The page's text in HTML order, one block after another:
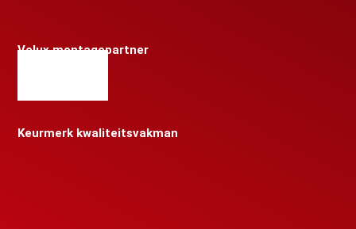
Velux montagepartner
Keurmerk kwaliteitsvakman